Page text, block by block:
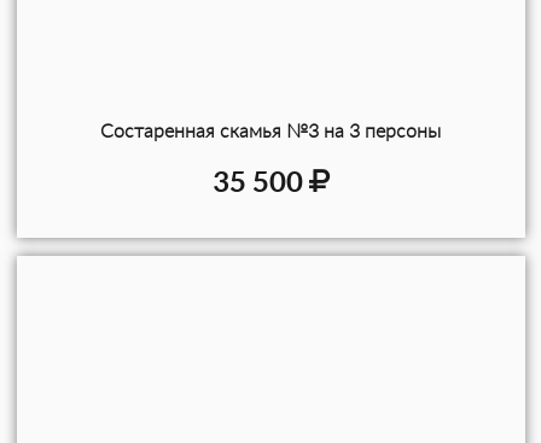
Состаренная скамья №3 на 3 персоны
35 500